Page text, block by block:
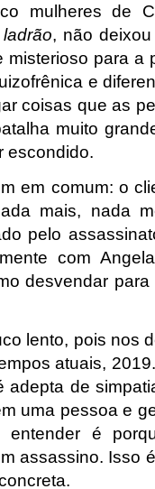
mulheres de
, não
misterioso para a
e
coisas que as
muito
escondido.
em comum: o
mais, nada
pelo
com
desvendar
lento, pois nos
atuais,
adepta de
uma pessoa e
entender é
assassino. Isso